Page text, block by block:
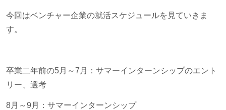
今回はベンチャー企業の就活スケジュールを見ていきま
す。
卒業二年前の5月～7月：サマーインターンシップのエント
リー、選考
8月～9月：サマーインターンシップ